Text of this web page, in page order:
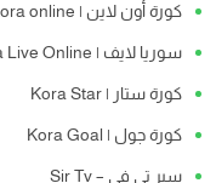
كورة أون لاين | kora online
سوريا لايف | Syria Live Online
كورة ستار | Kora Star
كورة جول | Kora Goal
سير تي في – Sir Tv